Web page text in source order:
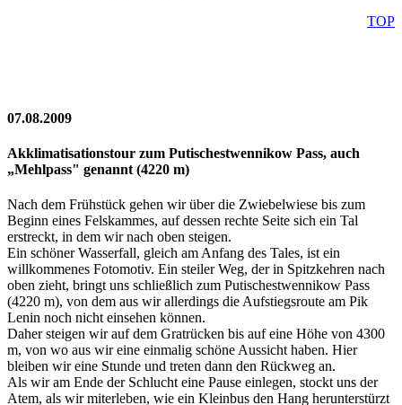
TOP
07.08.2009
Akklimatisationstour zum Putischestwennikow Pass, auch
„Mehlpass" genannt (4220 m)
Nach dem Frühstück gehen wir über die Zwiebelwiese bis zum
Beginn eines Felskammes, auf dessen rechte Seite sich ein Tal
erstreckt, in dem wir nach oben steigen.
Ein schöner Wasserfall, gleich am Anfang des Tales, ist ein
willkommenes Fotomotiv. Ein steiler Weg, der in Spitzkehren nach
oben zieht, bringt uns schließlich zum Putischestwennikow Pass
(4220 m), von dem aus wir allerdings die Aufstiegsroute am Pik
Lenin noch nicht einsehen können.
Daher steigen wir auf dem Gratrücken bis auf eine Höhe von 4300
m, von wo aus wir eine einmalig schöne Aussicht haben. Hier
bleiben wir eine Stunde und treten dann den Rückweg an.
Als wir am Ende der Schlucht eine Pause einlegen, stockt uns der
Atem, als wir miterleben, wie ein Kleinbus den Hang herunterstürzt